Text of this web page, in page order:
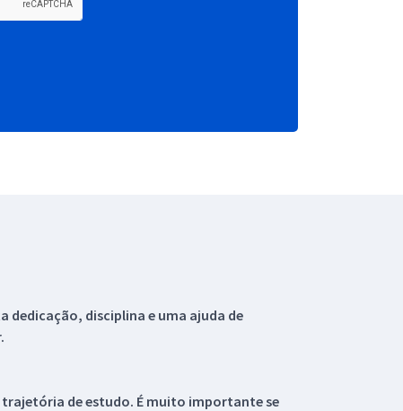
dedicação, disciplina e uma ajuda de
trajetória de estudo. É muito importante se